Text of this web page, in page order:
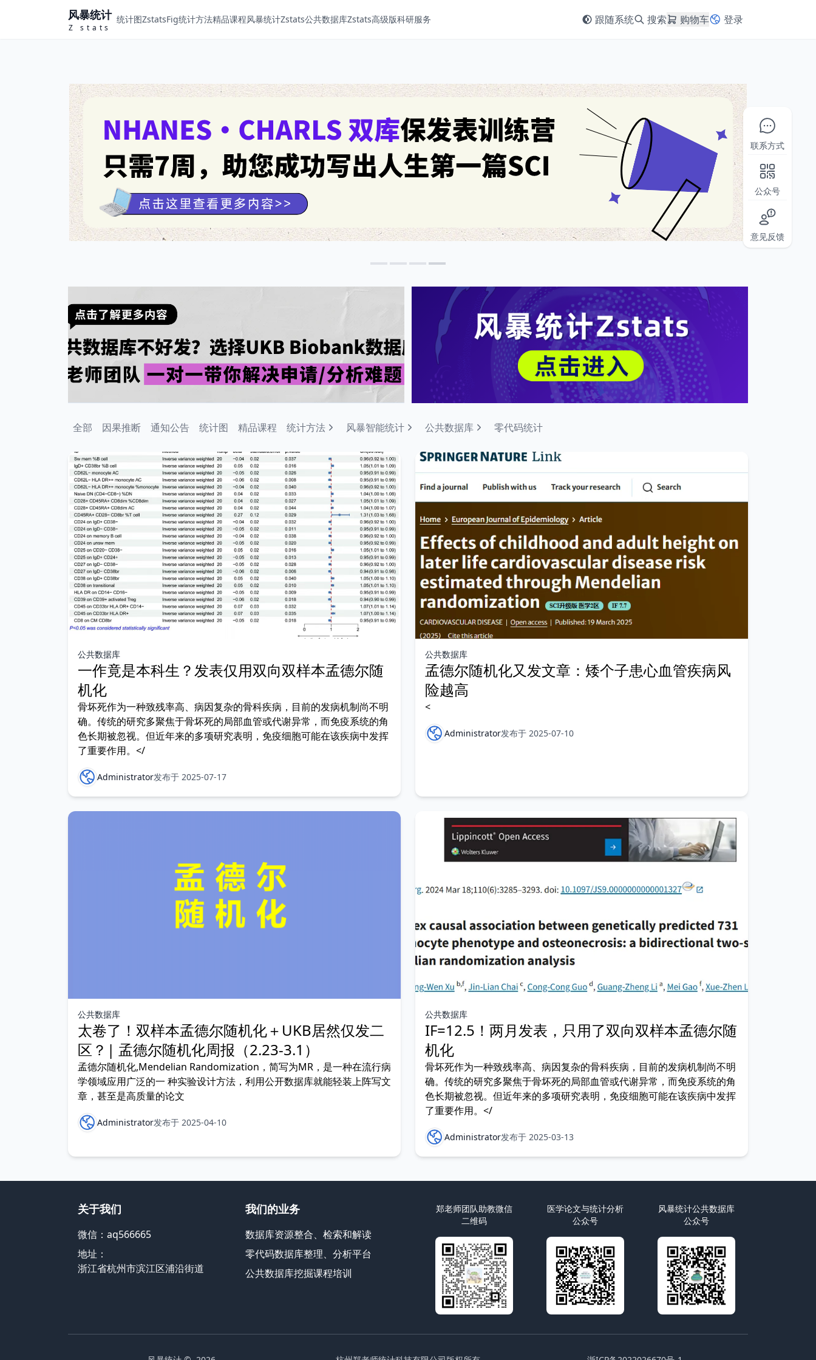
风暴统计
Z stats
统计图ZstatsFig统计方法精品课程风暴统计Zstats公共数据库Zstats高级版科研服务 跟随系统 搜索 购物车 登录
联系方式
公众号
意见反馈
全部 因果推断 通知公告 统计图 精品课程 统计方法 风暴智能统计 公共数据库 零代码统计
公共数据库
一作竟是本科生？发表仅用双向双样本孟德尔随
机化
骨坏死作为一种致残率高、病因复杂的骨科疾病，目前的发病机制尚不明
确。传统的研究多聚焦于骨坏死的局部血管或代谢异常，而免疫系统的角
色长期被忽视。但近年来的多项研究表明，免疫细胞可能在该疾病中发挥
了重要作用。</
Administrator发布于 2025-07-17
公共数据库
孟德尔随机化又发文章：矮个子患心血管疾病风
险越高
<
Administrator发布于 2025-07-10
公共数据库
太卷了！双样本孟德尔随机化＋UKB居然仅发二
区？| 孟德尔随机化周报（2.23-3.1）
孟德尔随机化,Mendelian Randomization，简写为MR，是一种在流行病
学领域应用广泛的一 种实验设计方法，利用公开数据库就能轻装上阵写文
章，甚至是高质量的论文
Administrator发布于 2025-04-10
公共数据库
IF=12.5！两月发表，只用了双向双样本孟德尔随
机化
骨坏死作为一种致残率高、病因复杂的骨科疾病，目前的发病机制尚不明
确。传统的研究多聚焦于骨坏死的局部血管或代谢异常，而免疫系统的角
色长期被忽视。但近年来的多项研究表明，免疫细胞可能在该疾病中发挥
了重要作用。</
Administrator发布于 2025-03-13
关于我们
微信：aq566665
地址：
浙江省杭州市滨江区浦沿街道
我们的业务
数据库资源整合、检索和解读
零代码数据库整理、分析平台
公共数据库挖掘课程培训
郑老师团队助教微信
二维码
医学论文与统计分析
公众号
风暴统计公共数据库
公众号